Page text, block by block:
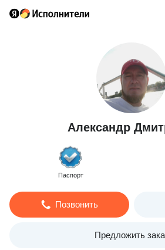
Александр
Паспорт
Позвонить
Предложить